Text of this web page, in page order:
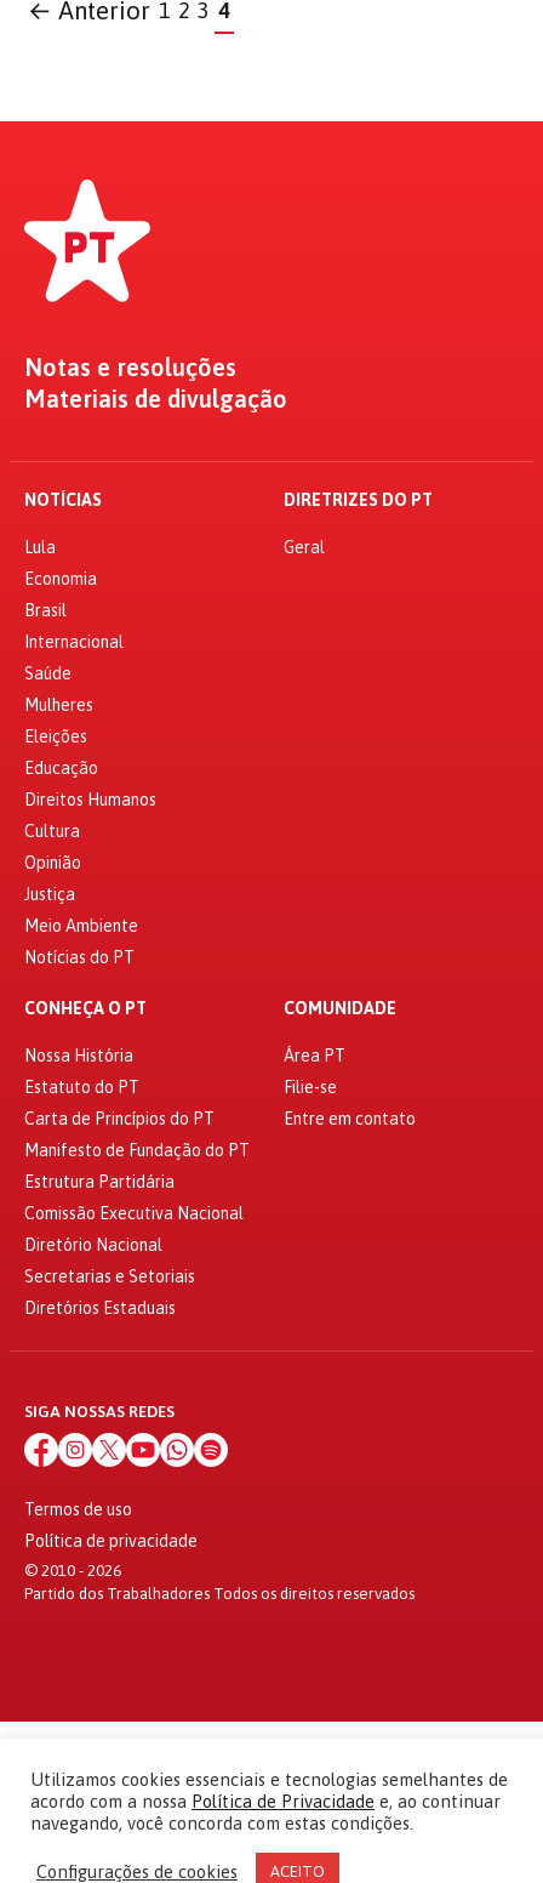
← Anterior 1 2 3 4
Notas e resoluções
Materiais de divulgação
NOTÍCIAS
Lula
Economia
Brasil
Internacional
Saúde
Mulheres
Eleições
Educação
Direitos Humanos
Cultura
Opinião
Justiça
Meio Ambiente
Notícias do PT
DIRETRIZES DO PT
Geral
CONHEÇA O PT
Nossa História
Estatuto do PT
Carta de Princípios do PT
Manifesto de Fundação do PT
Estrutura Partidária
Comissão Executiva Nacional
Diretório Nacional
Secretarias e Setoriais
Diretórios Estaduais
COMUNIDADE
Área PT
Filie-se
Entre em contato
SIGA NOSSAS REDES
Termos de uso
Política de privacidade
© 2010 - 2026
Partido dos Trabalhadores Todos os direitos reservados
Utilizamos cookies essenciais e tecnologias semelhantes de
acordo com a nossa Política de Privacidade e, ao continuar
navegando, você concorda com estas condições.
Configurações de cookies ACEITO